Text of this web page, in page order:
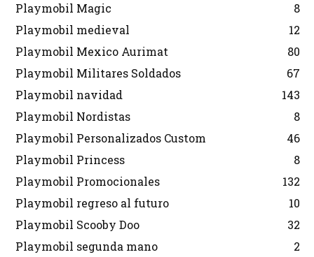
Playmobil Magic
8
Playmobil medieval
12
Playmobil Mexico Aurimat
80
Playmobil Militares Soldados
67
Playmobil navidad
143
Playmobil Nordistas
8
Playmobil Personalizados Custom
46
Playmobil Princess
8
Playmobil Promocionales
132
Playmobil regreso al futuro
10
Playmobil Scooby Doo
32
Playmobil segunda mano
2